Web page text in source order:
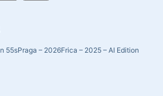
55sPraga – 2026Frica – 2025 – AI Edition